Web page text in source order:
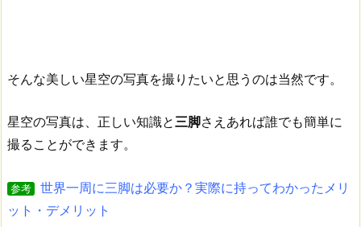
そんな美しい星空の写真を撮りたいと思うのは当然です。
星空の写真は、正しい知識と三脚さえあれば誰でも簡単に
撮ることができます。
参考
世界一周に三脚は必要か？実際に持ってわかったメリ
ット・デメリット